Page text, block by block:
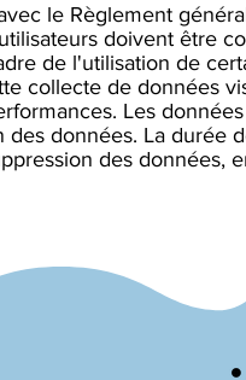
le Règlement
doivent être
de l'utilisation de
collecte de données
Les
données. La durée
des données,